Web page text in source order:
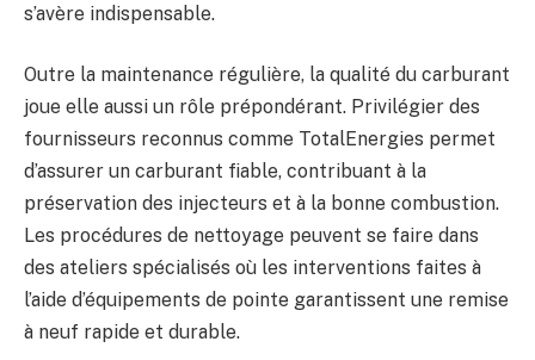
s’avère indispensable.
Outre la maintenance régulière, la qualité du carburant
joue elle aussi un rôle prépondérant. Privilégier des
fournisseurs reconnus comme TotalEnergies permet
d’assurer un carburant fiable, contribuant à la
préservation des injecteurs et à la bonne combustion.
Les procédures de nettoyage peuvent se faire dans
des ateliers spécialisés où les interventions faites à
l’aide d’équipements de pointe garantissent une remise
à neuf rapide et durable.